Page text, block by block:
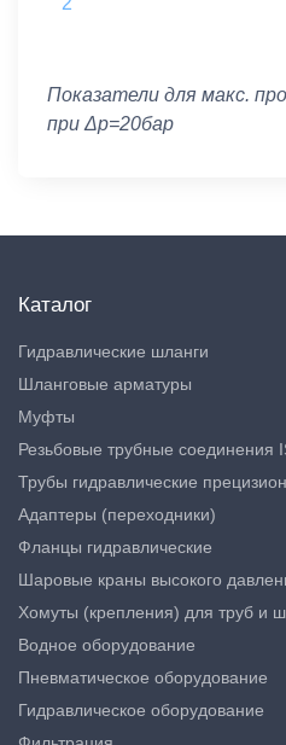
Показатели для макс.
при Δp=20бар
Каталог
Гидравлические шланги
Шланговые арматуры
Муфты
Резьбовые трубные соединения
Трубы гидравлические
Адаптеры (переходники)
Фланцы гидравлические
Шаровые краны высокого
Хомуты (крепления) для труб и
Водное оборудование
Пневматическое оборудование
Гидравлическое оборудование